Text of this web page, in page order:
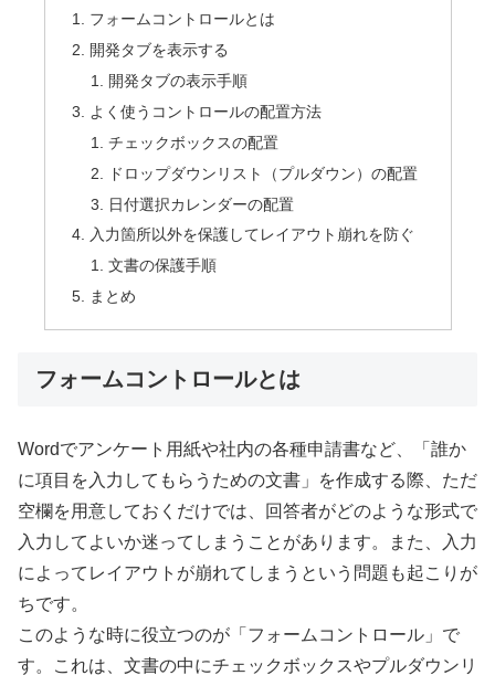
フォームコントロールとは
開発タブを表示する
開発タブの表示手順
よく使うコントロールの配置方法
チェックボックスの配置
ドロップダウンリスト（プルダウン）の配置
日付選択カレンダーの配置
入力箇所以外を保護してレイアウト崩れを防ぐ
文書の保護手順
まとめ
フォームコントロールとは
Wordでアンケート用紙や社内の各種申請書など、「誰か
に項目を入力してもらうための文書」を作成する際、ただ
空欄を用意しておくだけでは、回答者がどのような形式で
入力してよいか迷ってしまうことがあります。また、入力
によってレイアウトが崩れてしまうという問題も起こりが
ちです。
このような時に役立つのが「フォームコントロール」で
す。これは、文書の中にチェックボックスやプルダウンリ